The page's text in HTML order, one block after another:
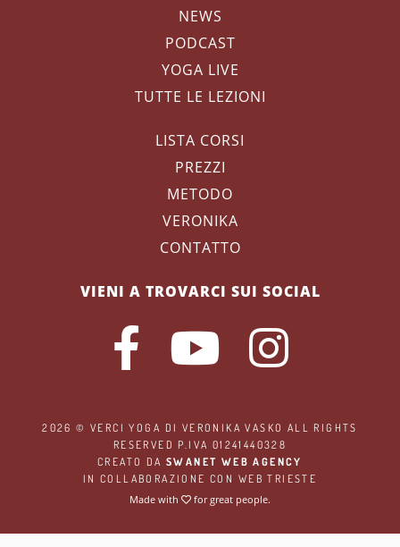
NEWS
PODCAST
YOGA LIVE
TUTTE LE LEZIONI
LISTA CORSI
PREZZI
METODO
VERONIKA
CONTATTO
VIENI A TROVARCI SUI SOCIAL
2026 ©VERCI YOGA DI VERONIKA VASKO ALL RIGHTS
RESERVED P.IVA 01241440328
CREATO DASWANET WEB AGENCY
IN COLLABORAZIONE CON WEB TRIESTE
Made with
for great people.